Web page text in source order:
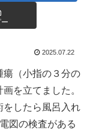
2025.07.22
瘍（小指の３分の
を立てました。
をしたら風呂入れ
図の検査がある